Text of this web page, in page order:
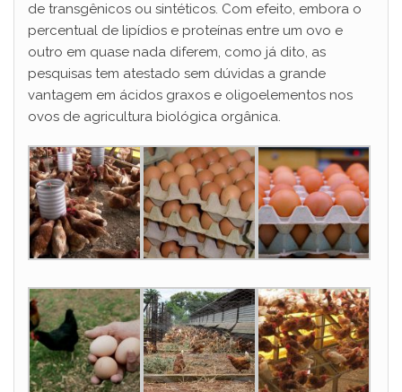
de transgênicos ou sintéticos. Com efeito, embora o
percentual de lipídios e proteínas entre um ovo e
outro em quase nada diferem, como já dito, as
pesquisas tem atestado sem dúvidas a grande
vantagem em ácidos graxos e oligoelementos nos
ovos de agricultura biológica orgânica.